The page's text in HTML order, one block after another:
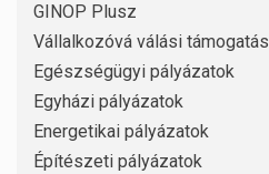
GINOP Plusz
Vállalkozóvá válási támogatás
Egészségügyi pályázatok
Egyházi pályázatok
Energetikai pályázatok
Építészeti pályázatok